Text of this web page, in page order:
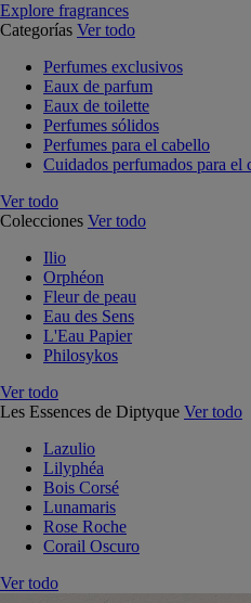
Explore fragrances
Categorías Ver todo
Perfumes exclusivos
Eaux de parfum
Eaux de toilette
Perfumes sólidos
Perfumes para el cabello
Cuidados perfumados para el
Ver todo
Colecciones Ver todo
Ilio
Orphéon
Fleur de peau
Eau des Sens
L'Eau Papier
Philosykos
Ver todo
Les Essences de Diptyque Ver todo
Lazulio
Lilyphéa
Bois Corsé
Lunamaris
Rose Roche
Corail Oscuro
Ver todo